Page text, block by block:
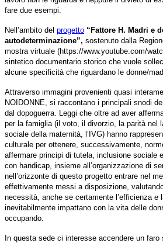
fare due esempi.
Nell’ambito del progetto “Fattore H. Madri e
autodeterminazione”, sostenuto dalla
mostra virtuale (https://www.youtube.com/
sintetico documentario storico che vuole
alcune specificità che riguardano le donne/
Attraverso immagini provenienti quasi
NOIDONNE, si raccontano i principali snodi
dal dopoguerra. Leggi che oltre ad aver
per la famiglia (il voto, il divorzio, la parità nel
sociale della maternità, l’IVG) hanno
culturale per ottenere, successivamente,
affermare principi di tutela, inclusione sociale
con handicap, insieme all’organizzazione di
nell’orizzonte di questo progetto entrare nel
effettivamente messi a disposizione,
necessità, anche se certamente l’efficienza e
inevitabilmente impattano con la vita delle
occupando.
In questa sede ci interesse accendere un